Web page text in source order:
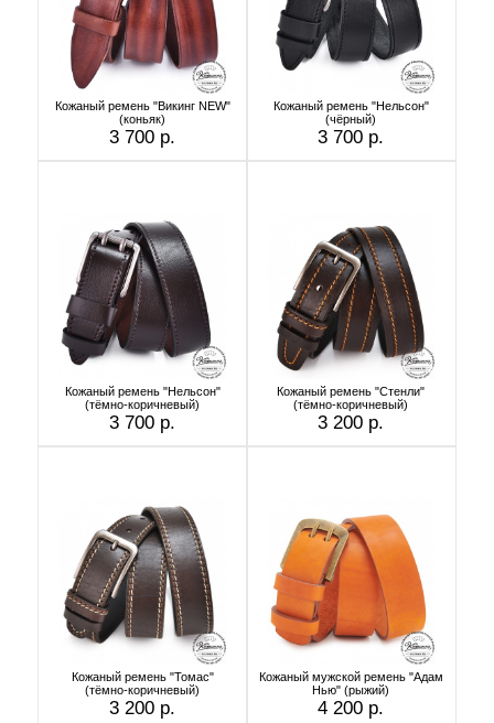
Кожаный ремень "Викинг NEW"
(коньяк)
3 700 р.
Кожаный ремень "Нельсон"
(чёрный)
3 700 р.
Кожаный ремень "Нельсон"
(тёмно-коричневый)
3 700 р.
Кожаный ремень "Стенли"
(тёмно-коричневый)
3 200 р.
Кожаный ремень "Томас"
(тёмно-коричневый)
3 200 р.
Кожаный мужской ремень "Адам
Нью" (рыжий)
4 200 р.